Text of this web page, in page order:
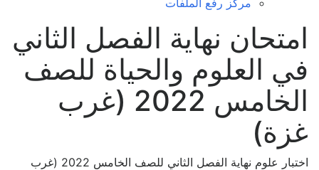
مركز رفع الملفات
امتحان نهاية الفصل الثاني
في العلوم والحياة للصف
الخامس 2022 (غرب
غزة)
اختبار علوم نهاية الفصل الثاني للصف الخامس 2022 (غرب